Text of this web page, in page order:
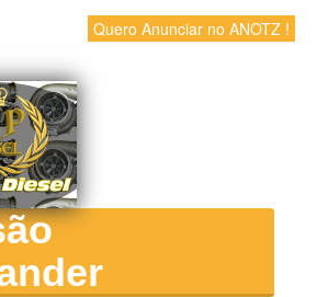
Quero Anunciar no ANOTZ !